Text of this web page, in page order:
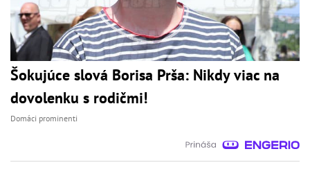
Šokujúce slová Borisa Prša: Nikdy viac na
dovolenku s rodičmi!
Domáci prominenti